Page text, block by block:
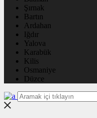
Şırnak
Bartın
Ardahan
Iğdır
Yalova
Karabük
Kilis
Osmaniye
Düzce